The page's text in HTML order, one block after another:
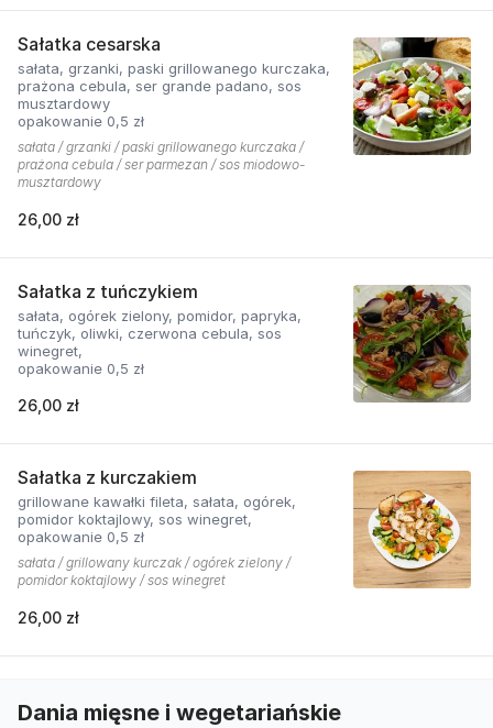
Sałatka cesarska
sałata, grzanki, paski grillowanego kurczaka,
prażona cebula, ser grande padano, sos
musztardowy
opakowanie 0,5 zł
sałata / grzanki / paski grillowanego kurczaka /
prażona cebula / ser parmezan / sos miodowo-
musztardowy
26,00 zł
Sałatka z tuńczykiem
sałata, ogórek zielony, pomidor, papryka,
tuńczyk, oliwki, czerwona cebula, sos
winegret,
opakowanie 0,5 zł
26,00 zł
Sałatka z kurczakiem
grillowane kawałki fileta, sałata, ogórek,
pomidor koktajlowy, sos winegret,
opakowanie 0,5 zł
sałata / grillowany kurczak / ogórek zielony /
pomidor koktajlowy / sos winegret
26,00 zł
Dania mięsne i wegetariańskie